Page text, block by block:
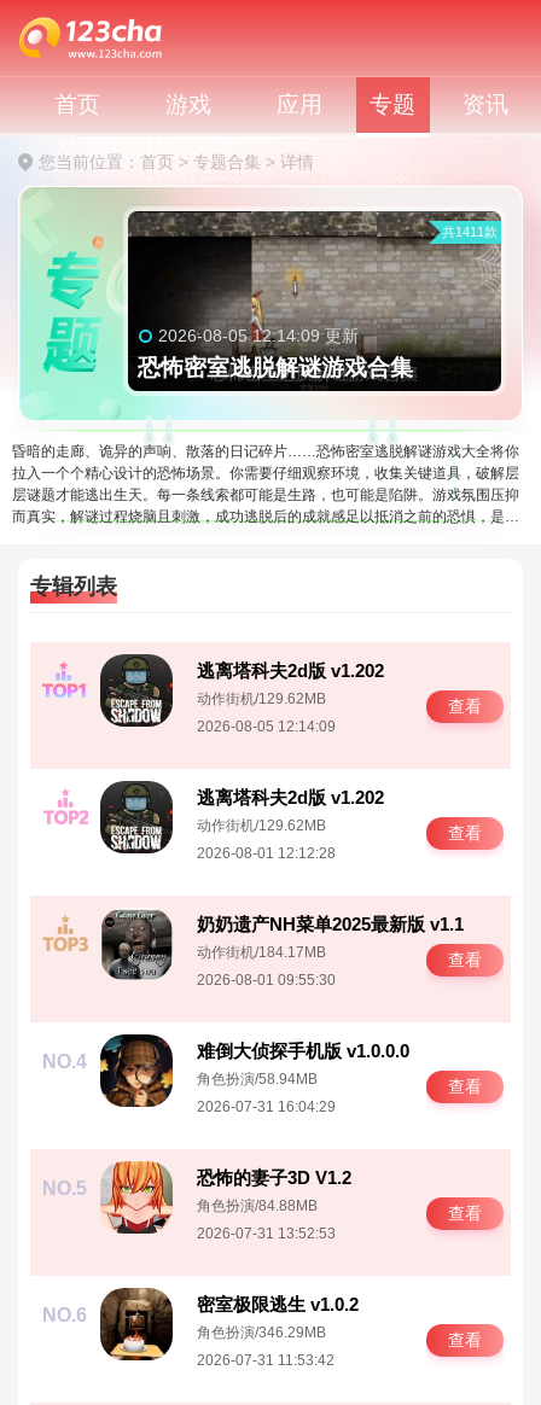
首页 游戏 应用 专题 资讯
您当前位置：首页 >专题合集 > 详情
恐怖密室逃脱解谜游戏合集
2026-08-05 12:14:09 更新
共1411款
昏暗的走廊、诡异的声响、散落的日记碎片……恐怖密室逃脱解谜游戏大全将你
拉入一个个精心设计的恐怖场景。你需要仔细观察环境，收集关键道具，破解层
层谜题才能逃出生天。每一条线索都可能是生路，也可能是陷阱。游戏氛围压抑
而真实，解谜过程烧脑且刺激，成功逃脱后的成就感足以抵消之前的恐惧，是硬
专辑列表
NO.1
逃离塔科夫2d版 v1.202
动作街机/129.62MB
2026-08-05 12:14:09
查看
NO.2
逃离塔科夫2d版 v1.202
动作街机/129.62MB
2026-08-01 12:12:28
查看
NO.3
奶奶遗产NH菜单2025最新版 v1.1
动作街机/184.17MB
2026-08-01 09:55:30
查看
NO.4
难倒大侦探手机版 v1.0.0.0
角色扮演/58.94MB
2026-07-31 16:04:29
查看
NO.5
恐怖的妻子3D V1.2
角色扮演/84.88MB
2026-07-31 13:52:53
查看
NO.6
密室极限逃生 v1.0.2
角色扮演/346.29MB
2026-07-31 11:53:42
查看